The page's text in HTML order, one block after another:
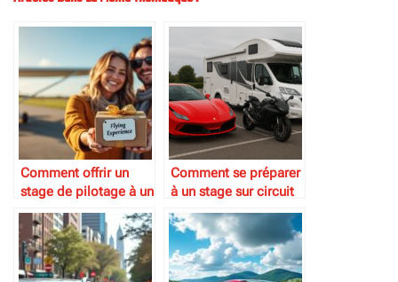
Comment offrir un
stage de pilotage à un
proche
Comment se préparer
à un stage sur circuit